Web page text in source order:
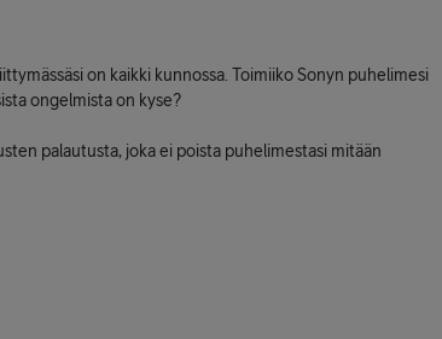
on kaikki kunnossa. Toimiiko Sonyn puhelimesi
ongelmista on kyse?
palautusta, joka ei poista puhelimestasi mitään